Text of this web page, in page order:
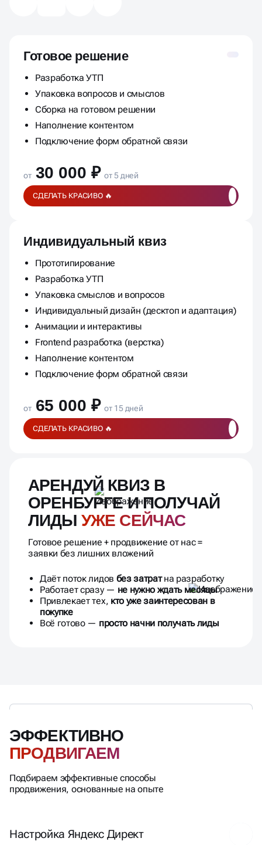
Готовое решение
Разработка УТП
Упаковка вопросов и смыслов
Сборка на готовом решении
Наполнение контентом
Подключение форм обратной связи
от 30 000 ₽ от 5 дней
СДЕЛАТЬ КРАСИВО 🔥
Индивидуальный квиз
Прототипирование
Разработка УТП
Упаковка смыслов и вопросов
Индивидуальный дизайн (десктоп и адаптация)
Анимации и интерактивы
Frontend разработка (верстка)
Наполнение контентом
Подключение форм обратной связи
от 65 000 ₽ от 15 дней
СДЕЛАТЬ КРАСИВО 🔥
АРЕНДУЙ КВИЗ В
ОРЕНБУРГЕ И ПОЛУЧАЙ
ЛИДЫ УЖЕ СЕЙЧАС
Готовое решение + продвижение от нас =
заявки без лишних вложений
Даёт поток лидов без затратна разработку
Работает сразу — не нужно ждать месяцы
Привлекает тех, кто уже заинтересован в
покупке
Всё готово — просто начни получать лиды
ЭФФЕКТИВНО
ПРОДВИГАЕМ
Подбираем эффективные способы
продвижения, основанные на опыте
Настройка Яндекс Директ